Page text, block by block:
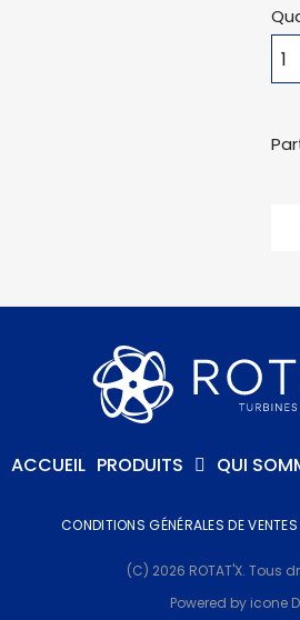
ACCUEIL PRODUITS QUI
CONDITIONS GÉNÉRALES DE VENTES
(C) 2026 ROTAT'X. Tous
Powered by icone